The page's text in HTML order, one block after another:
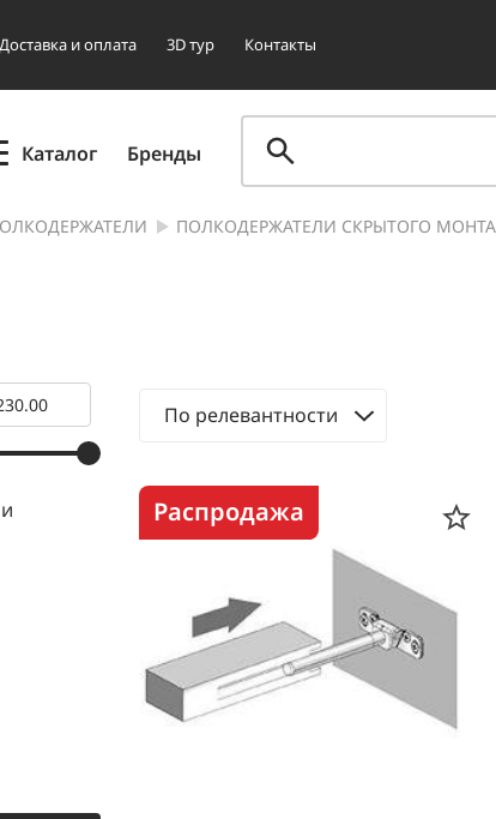
Доставка и оплата 3D тур Контакты
Каталог Бренды
ПОЛКОДЕРЖАТЕЛИ СКРЫТОГО
По релевантности
Распродажа